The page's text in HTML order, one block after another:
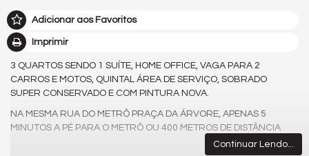
Adicionar aos Favoritos
Imprimir
3 QUARTOS SENDO 1 SUÍTE, HOME OFFICE, VAGA PARA 2
CARROS E MOTOS, QUINTAL ÁREA DE SERVIÇO, SOBRADO
SUPER CONSERVADO E COM PINTURA NOVA.
NA MESMA RUA DO METRÔ PRAÇA DA ÁRVORE, APENAS 5
MINUTOS A PÉ PARA O METRÔ OU 400 METROS DE DISTÂNCIA
Continuar Lendo...